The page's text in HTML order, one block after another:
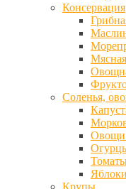
Консервация
Соленья,
Овощи
Крупы